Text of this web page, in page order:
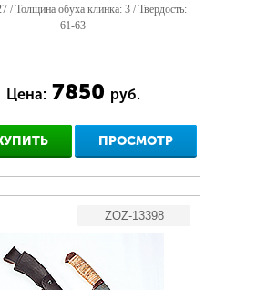
/ Толщина обуха клинка: 3 / Твердость:
61-63
Цена: 7850 руб.
ПРОСМОТР
ZOZ-13398